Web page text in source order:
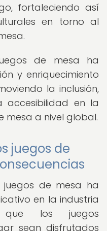
fortaleciendo así
en torno al
de mesa ha
y enriquecimiento
la inclusión,
accesibilidad en la
mesa a nivel global.
juegos de
de mesa ha
en la industria
que los juegos
sean disfrutados